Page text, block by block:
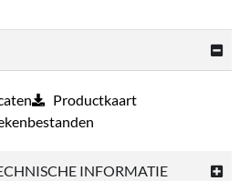
Productkaart
INFORMATIE